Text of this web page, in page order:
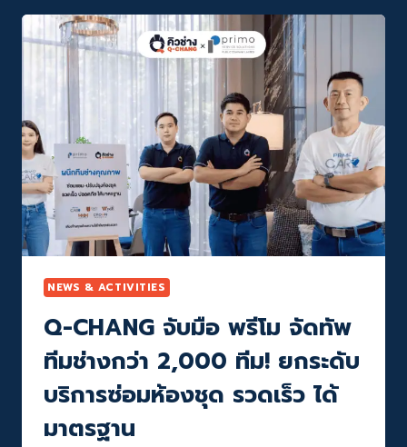
เปิด
ประสบการณ์
“ONE
STOP
SHOPPING”
ฟีเจอร์
ใหม่!
ช้อป
เครื่อง
ใช้
ไฟฟ้า
พร้อม
บริการ
ช่าง
ตั้ง
จบ
ใน
คลิก
ตั้ง
โต
NEWS & ACTIVITIES
Q-CHANG จับมือ พรีโม จัดทัพ
ทีมช่างกว่า 2,000 ทีม! ยกระดับ
บริการซ่อมห้องชุด รวดเร็ว ได้
มาตรฐาน